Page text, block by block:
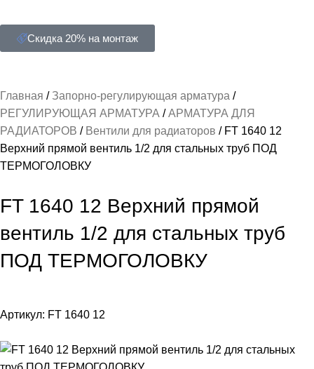
Скидка 20% на монтаж
Главная
Запорно-регулирующая арматура
РЕГУЛИРУЮЩАЯ АРМАТУРА
АРМАТУРА ДЛЯ
РАДИАТОРОВ
Вентили для радиаторов
FT 1640 12
Верхний прямой вентиль 1/2 для стальных труб ПОД
ТЕРМОГОЛОВКУ
FT 1640 12 Верхний прямой
вентиль 1/2 для стальных труб
ПОД ТЕРМОГОЛОВКУ
Артикул: FT 1640 12